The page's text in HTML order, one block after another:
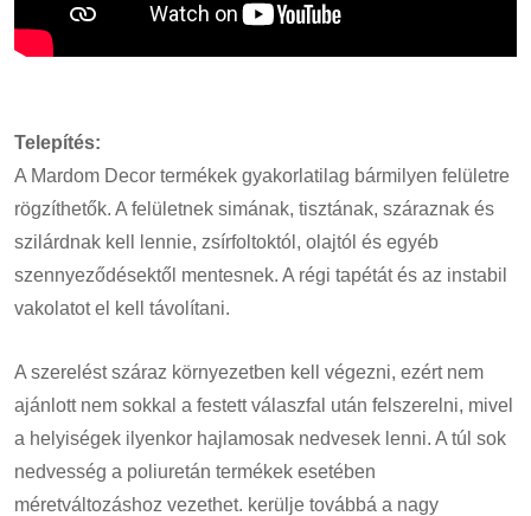
Telepítés:
A Mardom Decor termékek gyakorlatilag bármilyen felületre
rögzíthetők. A felületnek simának, tisztának, száraznak és
szilárdnak kell lennie, zsírfoltoktól, olajtól és egyéb
szennyeződésektől mentesnek. A régi tapétát és az instabil
vakolatot el kell távolítani.
A szerelést száraz környezetben kell végezni, ezért nem
ajánlott nem sokkal a festett válaszfal után felszerelni, mivel
a helyiségek ilyenkor hajlamosak nedvesek lenni. A túl sok
nedvesség a poliuretán termékek esetében
méretváltozáshoz vezethet. kerülje továbbá a nagy